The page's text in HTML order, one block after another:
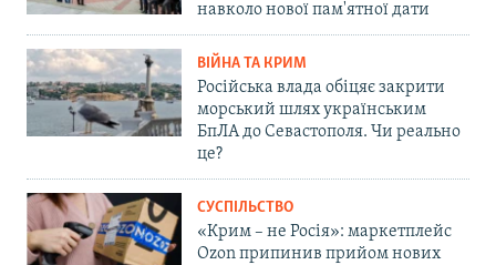
навколо нової пам'ятної дати
ВІЙНА ТА КРИМ
Російська влада обіцяє закрити
морський шлях українським
БпЛА до Севастополя. Чи реально
це?
СУСПІЛЬСТВО
«Крим – не Росія»: маркетплейс
Ozon припинив прийом нових